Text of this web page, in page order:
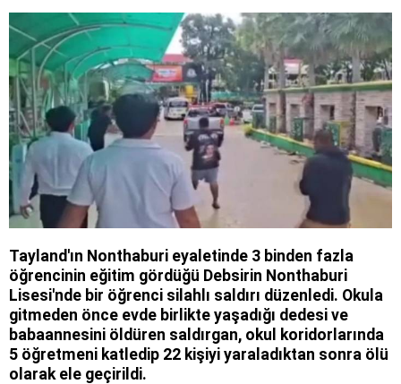
Tayland'ın Nonthaburi eyaletinde 3 binden fazla
öğrencinin eğitim gördüğü Debsirin Nonthaburi
Lisesi'nde bir öğrenci silahlı saldırı düzenledi. Okula
gitmeden önce evde birlikte yaşadığı dedesi ve
babaannesini öldüren saldırgan, okul koridorlarında
5 öğretmeni katledip 22 kişiyi yaraladıktan sonra ölü
olarak ele geçirildi.